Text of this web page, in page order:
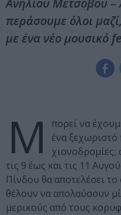
Ανηλίου Μετσόβου
περάσουμε όλοι
με ένα νέο μουσικό
Μ πορεί να
ένα ξεχωριστό
χιονοδρομίες,
τις 9 έως και τις 11
Πίνδου θα αποτελέσει
θέλουν να απολαύσουν
μερικούς από τους